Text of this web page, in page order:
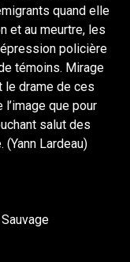
quand elle
et au meurtre, les
policière
témoins. Mirage
le drame de ces
l’image que pour
salut des
Lardeau)